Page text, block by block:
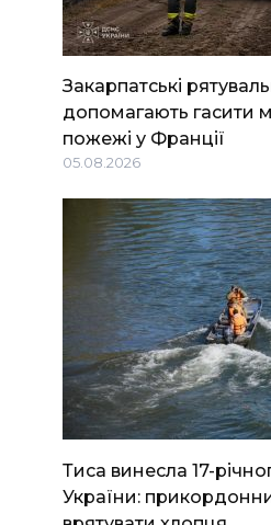
Закарпатські
допомагають гасити
пожежі у Франції
05.08.2026
Тиса винесла 17-
України: